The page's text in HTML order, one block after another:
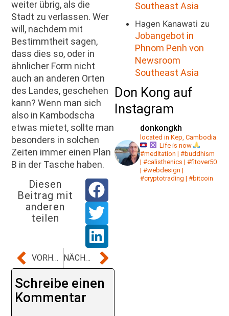
weiter übrig, als die
Stadt zu verlassen. Wer
will, nachdem mit
Bestimmtheit sagen,
dass dies so, oder in
ähnlicher Form nicht
auch an anderen Orten
des Landes, geschehen
kann? Wenn man sich
also in Kambodscha
etwas mietet, sollte man
besonders in solchen
Zeiten immer einen Plan
B in der Tasche haben.
Diesen
Beitrag mit
anderen
teilen
VORHERIGER BEITRAG NÄCHSTER BEITRAG
Schreibe einen
Kommentar
Southeast Asia
Hagen Kanawati zu
Jobangebot in
Phnom Penh von
Newsroom
Southeast Asia
Don Kong auf
Instagram
donkongkh
located in Kep, Cambodia
Life is now
#meditation | #buddhism
| #calisthenics | #fitover50
| #webdesign |
#cryptotrading | #bitcoin